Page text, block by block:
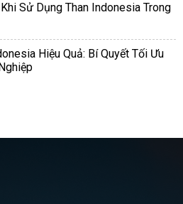
Sử Dụng Than Indonesia Trong
Hiệu Quả: Bí Quyết Tối Ưu